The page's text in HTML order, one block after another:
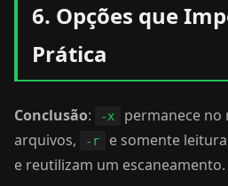
6. Opções que
Prática
Conclusão: -x
permanece no
arquivos,
-r e somente
e reutilizam um escaneamento.